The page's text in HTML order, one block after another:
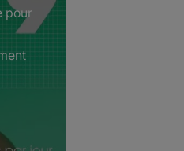
pour